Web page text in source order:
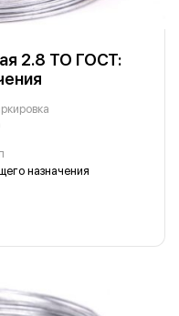
2.8 ТО ГОСТ:
назначения